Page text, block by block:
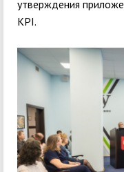
утверждения
KPI.